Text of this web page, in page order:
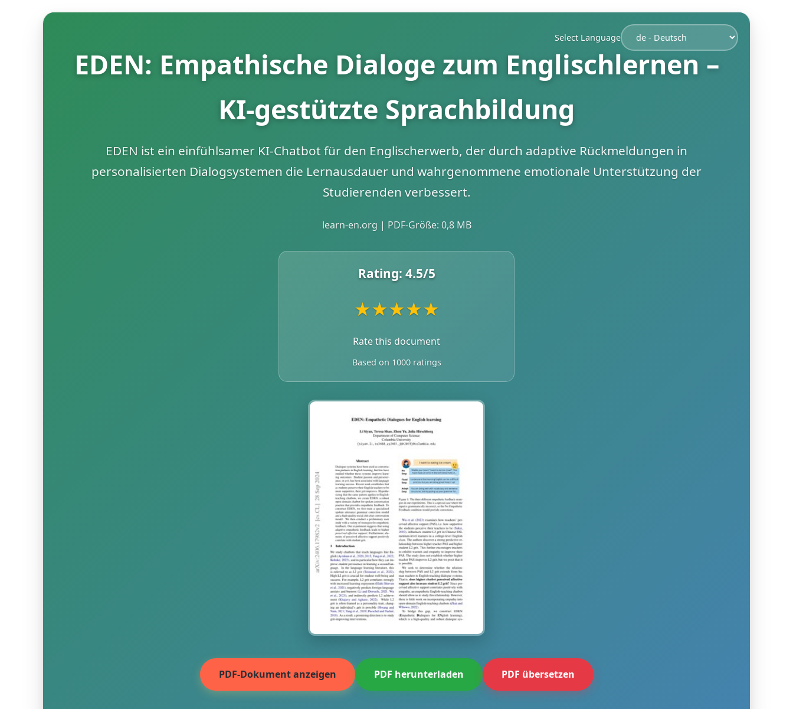
Select Language
EDEN: Empathische Dialoge zum Englischlernen –
KI-gestützte Sprachbildung
EDEN ist ein einfühlsamer KI-Chatbot für den Englischerwerb, der durch adaptive Rückmeldungen in
personalisierten Dialogsystemen die Lernausdauer und wahrgenommene emotionale Unterstützung der
Studierenden verbessert.
learn-en.org | PDF-Größe: 0,8 MB
Rating: 4.5/5
★★★★★
Rate this document
Based on 1000 ratings
PDF-Dokument anzeigen PDF herunterladen PDF übersetzen